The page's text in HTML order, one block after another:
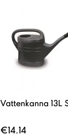
Vattenkanna 13L
€14.14